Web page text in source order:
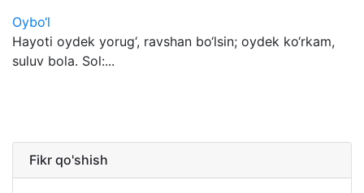
Oybo‘l
Hayoti oydek yorug‘, ravshan bo‘lsin; oydek ko‘rkam,
suluv bola. Sol:...
Fikr qo'shish